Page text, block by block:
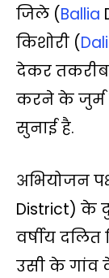
t
s
p
e
b
k
जिले (Ballia
किशोरी (
देकर
करने के जुर्म
सुनाई है.
अभियोजन
District) के
वर्षीय
उसी के गांव